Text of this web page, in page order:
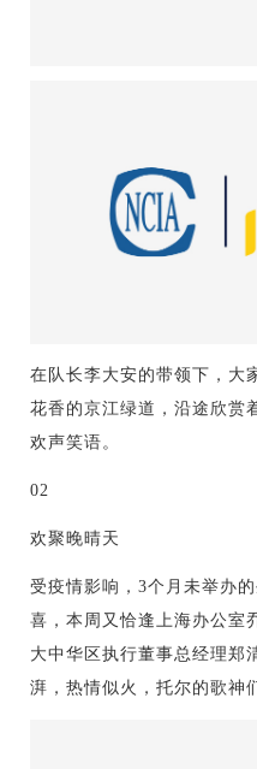
在队长李大安的带领下，大
花香的京江绿道，沿途欣赏
欢声笑语。
02
欢聚晚晴天
受疫情影响，3个月未举办
喜，本周又恰逢上海办公室
大中华区执行董事总经理郑
湃，热情似火，托尔的歌神